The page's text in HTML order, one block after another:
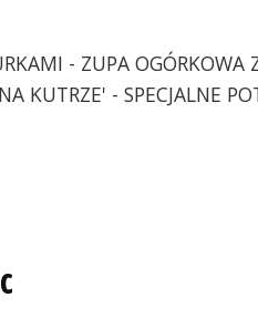
- ZUPA OGÓRKOWA
KUTRZE' - SPECJALNE